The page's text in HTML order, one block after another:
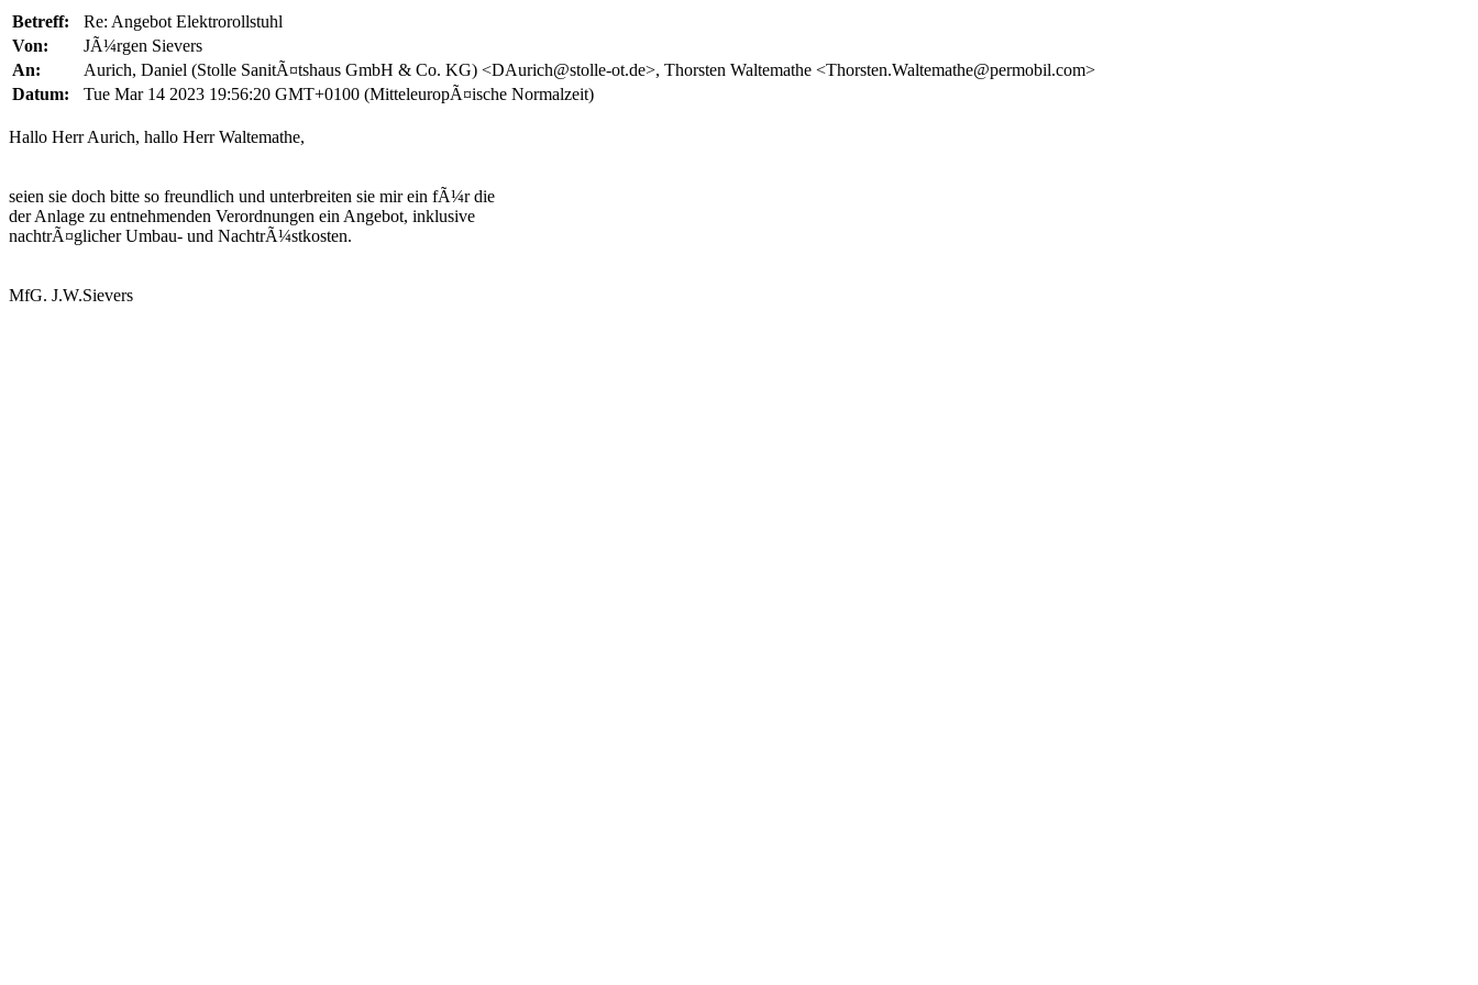
Betreff:
Re: Angebot Elektrorollstuhl
Von:
JÃ¼rgen Sievers
An:
Aurich, Daniel (Stolle SanitÃ¤tshaus GmbH & Co. KG) <DAurich@stolle-ot.de>, Thorsten Waltemathe <Thorsten.Waltemathe@permobil.com>
Datum:
Tue Mar 14 2023 19:56:20 GMT+0100 (MitteleuropÃ¤ische Normalzeit)
Hallo Herr Aurich, hallo Herr Waltemathe,
seien sie doch bitte so freundlich und unterbreiten sie mir ein fÃ¼r die
der Anlage zu entnehmenden Verordnungen ein Angebot, inklusive
nachtrÃ¤glicher Umbau- und NachtrÃ¼stkosten.
MfG. J.W.Sievers